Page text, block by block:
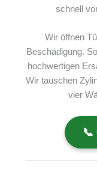
schnell
Wir öffnen
Beschädigung.
hochwertigen
Wir tauschen
vier
📞